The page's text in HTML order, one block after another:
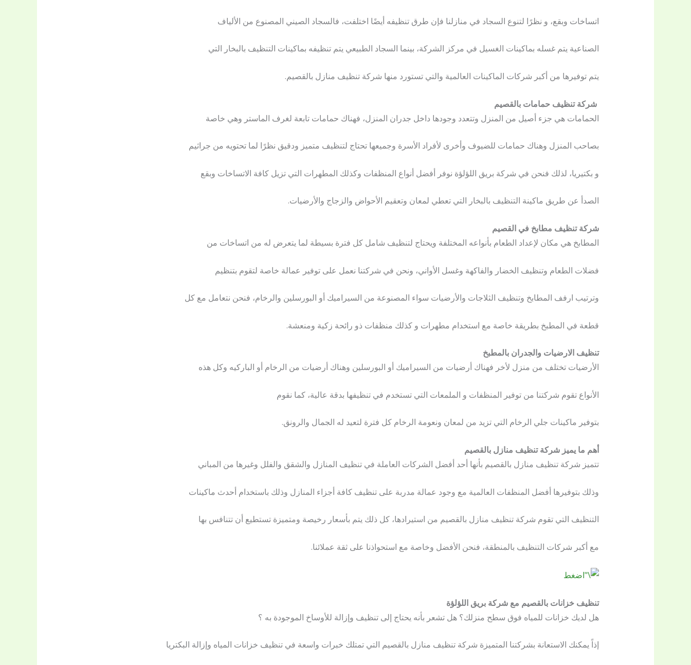
اتساخات وبقع، و نظرًا لتنوع السجاد في منازلنا فإن طرق تنظيفه أيضًا اختلفت، فالسجاد الصيني المصنوع من الألياف
الصناعية يتم غسله بماكينات الغسيل في مركز الشركة، بينما السجاد الطبيعي يتم تنظيفه بماكينات التنظيف بالبخار التي
يتم توفيرها من أكبر شركات الماكينات العالمية والتي تستورد منها شركة تنظيف منازل بالقصيم.
شركة تنظيف حمامات بالقصيم
الحمامات هي جزء أصيل من المنزل وتتعدد وجودها داخل جدران المنزل، فهناك حمامات تابعة لغرف الماستر وهي خاصة
بصاحب المنزل وهناك حمامات للضيوف وأخرى لأفراد الأسرة وجميعها تحتاج لتنظيف متميز ودقيق نظرًا لما تحتويه من جراثيم
و بكتيريا، لذلك فنحن في شركة بريق اللؤلؤة نوفر أفضل أنواع المنظفات وكذلك المطهرات التي تزيل كافة الاتساخات وبقع
الصدأ عن طريق ماكينة التنظيف بالبخار التي تعطي لمعان وتعقيم الأحواض والزجاج والأرضيات.
شركة تنظيف مطابخ في القصيم
المطابخ هي مكان لإعداد الطعام بأنواعه المختلفة ويحتاج لتنظيف شامل كل فترة بسيطة لما يتعرض له من اتساخات من
فضلات الطعام وتنظيف الخضار والفاكهة وغسل الأواني، ونحن في شركتنا نعمل على توفير عمالة خاصة لتقوم بتنظيم
وترتيب ارفف المطابخ وتنظيف الثلاجات والأرضيات سواء المصنوعة من السيراميك أو البورسلين والرخام، فنحن نتعامل مع كل
قطعة في المطبخ بطريقة خاصة مع استخدام مطهرات و كذلك منظفات ذو رائحة زكية ومنعشة.
تنظيف الارضيات والجدران بالمطبخ
الأرضيات تختلف من منزل لأخر فهناك أرضيات من السيراميك أو البورسلين وهناك أرضيات من الرخام أو الباركيه وكل هذه
الأنواع تقوم شركتنا من توفير المنظفات و الملمعات التي تستخدم في تنظيفها بدقة عالية، كما نقوم
بتوفير ماكينات جلي الرخام التي تزيد من لمعان ونعومة الرخام كل فترة لتعيد له الجمال والرونق.
أهم ما يميز شركة تنظيف منازل بالقصيم
تتميز شركة تنظيف منازل بالقصيم بأنها أحد أفضل الشركات العاملة في تنظيف المنازل والشقق والفلل وغيرها من المباني
وذلك بتوفيرها أفضل المنظفات العالمية مع وجود عمالة مدربة على تنظيف كافة أجزاء المنازل وذلك باستخدام أحدث ماكينات
التنظيف التي تقوم شركة تنظيف منازل بالقصيم من استيرادها، كل ذلك يتم بأسعار رخيصة ومتميزة تستطيع أن تتنافس بها
مع أكبر شركات التنظيف بالمنطقة، فنحن الأفضل وخاصة مع استحواذنا على ثقة عملائنا.
تنظيف خزانات بالقصيم مع شركة بريق اللؤلؤة
هل لديك خزانات للمياه فوق سطح منزلك؟ هل تشعر بأنه يحتاج إلى تنظيف وإزالة للأوساخ الموجودة به ؟
إذاً يمكنك الاستعانة بشركتنا المتميزة شركة تنظيف منازل بالقصيم التي تمتلك خبرات واسعة في تنظيف خزانات المياه وإزالة البكتريا